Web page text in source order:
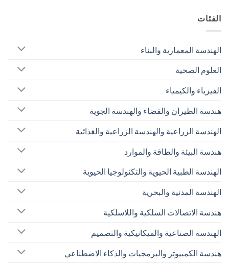
الفئات
الهندسة المعمارية والبناء
العلوم الصحية
الفيزياء والكيمياء
هندسة الطيران والفضاء والهندسة الجوية
الهندسة الزراعية والهندسة الزراعية والغذائية
هندسة البيئة والطاقة والموارد
الهندسة الطبية الحيوية والتكنولوجيا الحيوية
الهندسة المدنية والبحرية
هندسة الاتصالات السلكية واللاسلكية
الهندسة الصناعية والميكانيكية والتصميم
هندسة الكمبيوتر والبرمجيات والذكاء الاصطناعي